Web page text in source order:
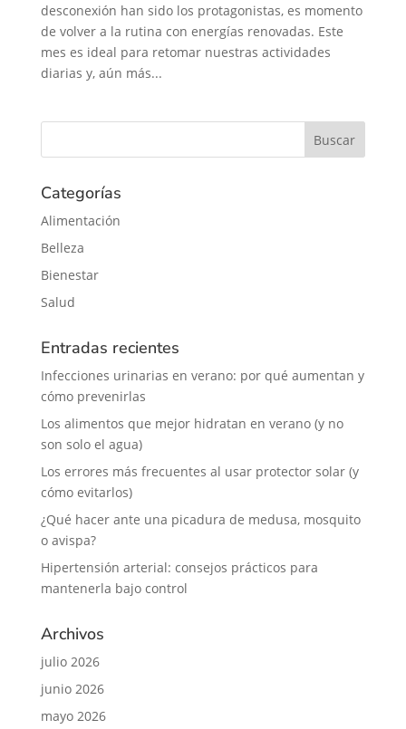
desconexión han sido los protagonistas, es momento
de volver a la rutina con energías renovadas. Este
mes es ideal para retomar nuestras actividades
diarias y, aún más...
Categorías
Alimentación
Belleza
Bienestar
Salud
Entradas recientes
Infecciones urinarias en verano: por qué aumentan y
cómo prevenirlas
Los alimentos que mejor hidratan en verano (y no
son solo el agua)
Los errores más frecuentes al usar protector solar (y
cómo evitarlos)
¿Qué hacer ante una picadura de medusa, mosquito
o avispa?
Hipertensión arterial: consejos prácticos para
mantenerla bajo control
Archivos
julio 2026
junio 2026
mayo 2026